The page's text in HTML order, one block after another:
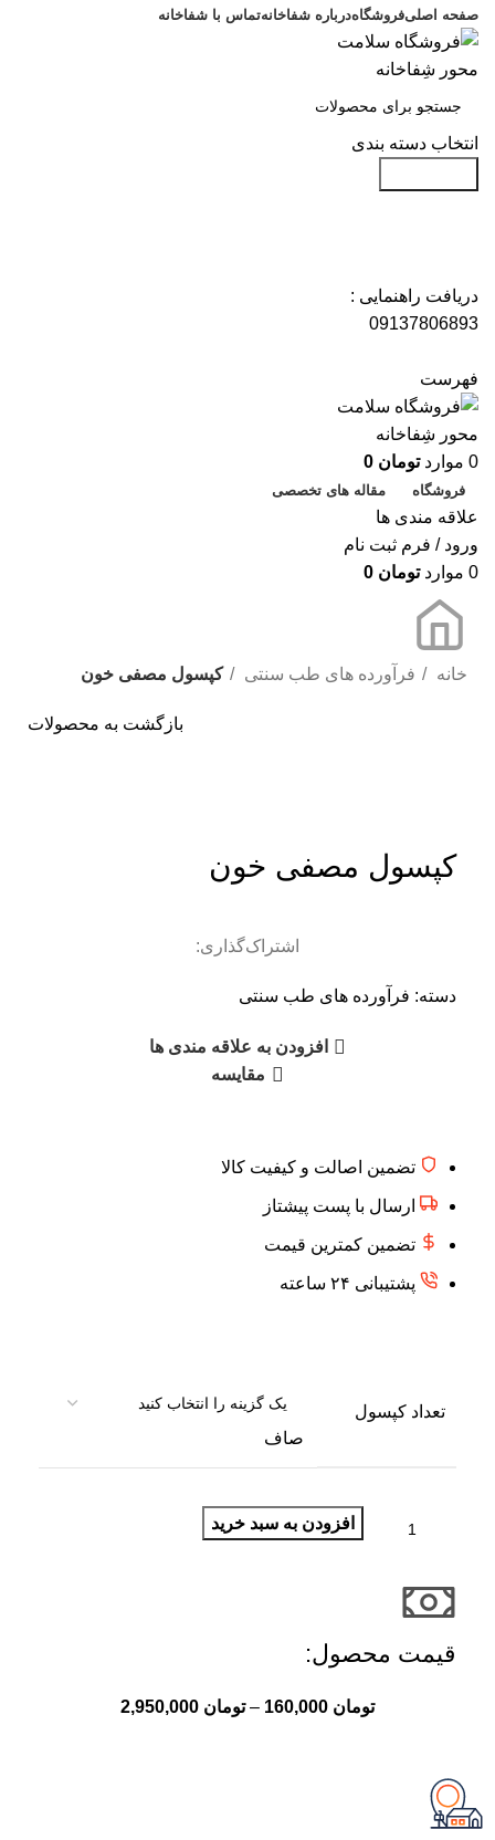
صفحه اصلیفروشگاهدرباره شفاخانهتماس با شفاخانه
انتخاب دسته بندی
دریافت راهنمایی :
09137806893
فهرست
0 موارد تومان
فروشگاه مقاله های تخصصی
علاقه مندی ها
ورود / فرم ثبت نام
0 موارد تومان
خانه فرآورده های طب سنتی کپسول مصفی خون
بازگشت به محصولات
کپسول مصفی خون
اشتراک‌گذاری:
دسته: فرآورده های طب سنتی
افزودن به علاقه مندی ها
مقایسه
تضمین اصالت و کیفیت کالا
ارسال با پست پیشتاز
تضمین کمترین قیمت
پشتیبانی ۲۴ ساعته
تعداد کپسول
صاف
افزودن به سبد خرید
قیمت محصول:​
تومان –تومان